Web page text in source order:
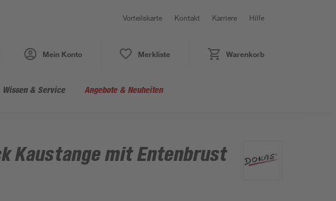
Vorteilskarte Kontakt Karriere Hilfe
Mein Konto Merkliste Warenkorb
Wissen & Service Angebote & Neuheiten
Kaustange mit Entenbrust